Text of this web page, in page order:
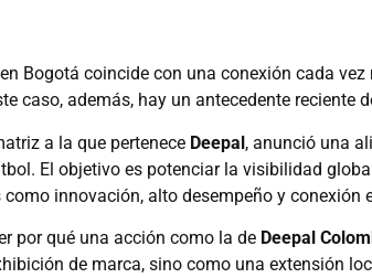
Bogotá coincide con una conexión cada
caso, además, hay un antecedente reciente
a la que pertenece Deepal, anunció una
El objetivo es potenciar la visibilidad
innovación, alto desempeño y conexión
por qué una acción como la de Deepal
de marca, sino como una extensión